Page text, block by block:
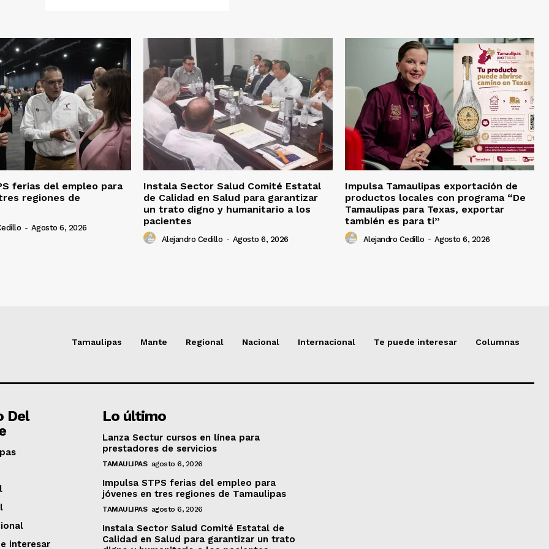
ferias del empleo para
regiones de
- Agosto 6, 2026
Instala Sector Salud Comité Estatal
de Calidad en Salud para garantizar
un trato digno y humanitario a los
pacientes
Alejandro Cedillo - Agosto 6, 2026
Impulsa Tamaulipas exportación de
productos locales con programa “De
Tamaulipas para Texas, exportar
también es para ti”
Alejandro Cedillo - Agosto 6, 2026
Tamaulipas Mante Regional Nacional Internacional Te puede interesar Columnas
Del
interesar
Lo último
Lanza Sectur cursos en línea para
prestadores de servicios
TAMAULIPAS agosto 6, 2026
Impulsa STPS ferias del empleo para
jóvenes en tres regiones de Tamaulipas
TAMAULIPAS agosto 6, 2026
Instala Sector Salud Comité Estatal de
Calidad en Salud para garantizar un trato